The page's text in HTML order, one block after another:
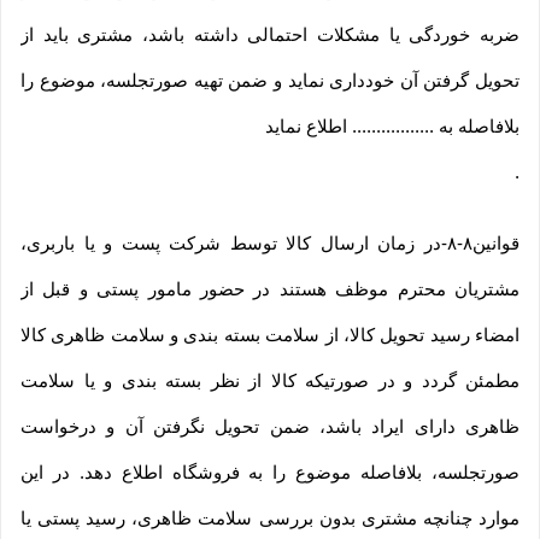
ضربه خوردگی یا مشکلات احتمالی داشته باشد، مشتری باید از
تحویل گرفتن آن خودداری نماید و ضمن تهیه صورتجلسه، موضوع را
بلافاصله به ................. اطلاع نماید
.
قوانین۸-۸-در زمان ارسال کالا توسط شرکت پست و یا باربری،
مشتریان محترم موظف هستند در حضور مامور پستی و قبل از
امضاء رسید تحویل کالا، از سلامت بسته بندی و سلامت ظاهری کالا
مطمئن گردد و در صورتیکه کالا از نظر بسته بندی و یا سلامت
ظاهری دارای ایراد باشد، ضمن تحویل نگرفتن آن و درخواست
صورتجلسه، بلافاصله موضوع را به فروشگاه اطلاع دهد. در این
موارد چنانچه مشتری بدون بررسی سلامت ظاهری، رسید پستی یا